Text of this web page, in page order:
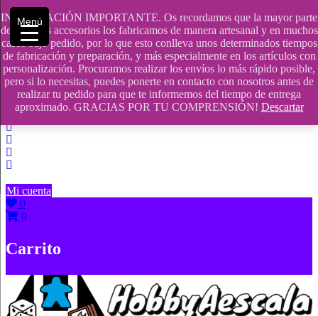
INFORMACIÓN IMPORTANTE. Os recordamos que la mayor parte
de nuestros accesorios los fabricamos de manera artesanal y en muchos
casos bajo pedido, por lo que esto conlleva unos determinados tiempos
de fabricación y preparación, y más especialmente en los artículos con
personalización. Procuramos realizar los envíos lo más rápido posible,
pero si lo necesitas, puedes ponerte en contacto con nosotros antes de
realizar tu pedido para que te informemos del tiempo de entrega
aproximado. GRACIAS POR TU COMPRENSIÓN! Descartar
Saltar
contenido
609241475 SOLO DE 10:00 a 14:00
info@hobbyaescala.com
San Fernando de Henares
10:00 - 14:00
Mi cuenta
0
0
Carrito
Menú